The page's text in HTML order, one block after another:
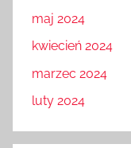
maj 2024
kwiecień 2024
marzec 2024
luty 2024